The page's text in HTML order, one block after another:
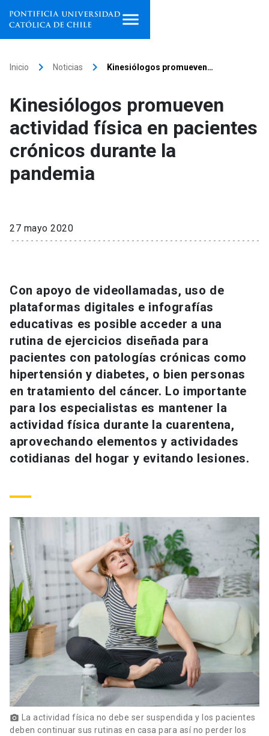
Facultades, escuelas e
institutos
Investigación
Información para keyboard_arrow_down
Futuros estudiantes
Estudiantes
Académicos
Personal
Alumni
Go to english site launch
ACCESOS DIRECTOS
Admisión launch
launch
Correo UC launch
Medios
Donaciones
Inicio keyboard_arrow_right Noticias keyboard_arrow_right Kinesiólogos promueven…
Kinesiólogos promueven
actividad física en pacientes
crónicos durante la
pandemia
27 mayo 2020
Con apoyo de videollamadas, uso de
plataformas digitales e infografías
educativas es posible acceder a una
rutina de ejercicios diseñada para
pacientes con patologías crónicas como
hipertensión y diabetes, o bien personas
en tratamiento del cáncer. Lo importante
para los especialistas es mantener la
actividad física durante la cuarentena,
aprovechando elementos y actividades
cotidianas del hogar y evitando lesiones.
photo_camera La actividad física no debe ser suspendida y los pacientes
deben continuar sus rutinas en casa para así no perder los